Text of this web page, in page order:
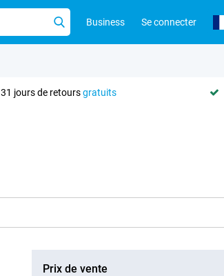
Business Se connecter
31 jours de retoursgratuits
Prix de vente